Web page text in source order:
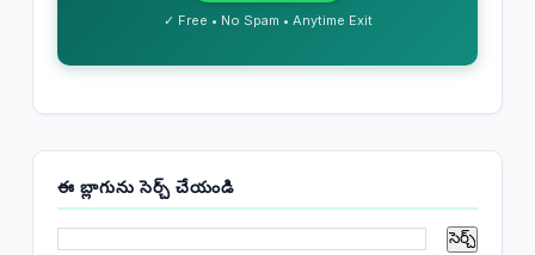
✓ Free • No Spam • Anytime Exit
ఈ బ్లాగును సెర్చ్ చేయండి